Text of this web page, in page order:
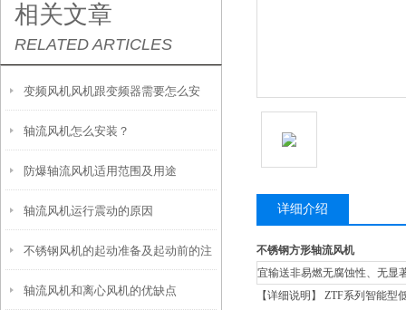
相关文章
RELATED ARTICLES
变频风机风机跟变频器需要怎么安
装，怎么接线
轴流风机怎么安装？
防爆轴流风机适用范围及用途
轴流风机运行震动的原因
不锈钢风机的起动准备及起动前的注
意事项
轴流风机和离心风机的优缺点
详细介绍
不锈钢方形轴流风机
宜输送非易燃无腐蚀性、无显
【详细说明】 ZTF系列智能